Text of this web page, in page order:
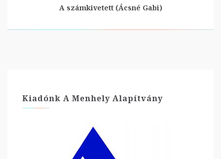
A számkivetett (Ácsné Gabi)
Kiadónk A Menhely Alapítvány